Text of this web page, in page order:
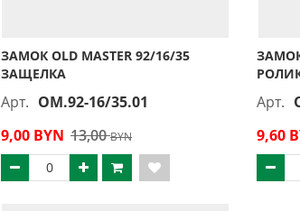
ЗАМОК OLD MASTER 92/16/35
ЗАЩЕЛКА
Арт. OM.92-16/35.01
9,00 BYN 13,00BYN
ЗАМОК
Арт.
9,60